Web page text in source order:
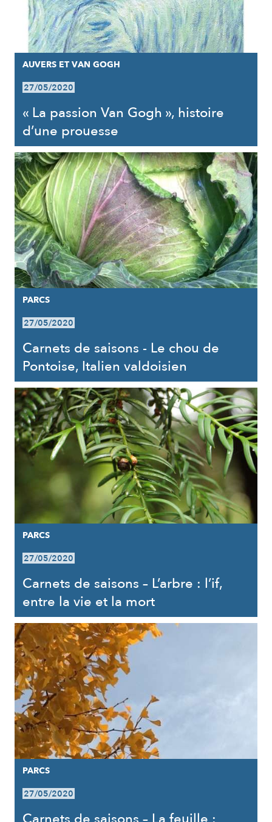
AUVERS ET VAN GOGH
27/05/2020
« La passion Van Gogh », histoire
d’une prouesse
PARCS
27/05/2020
Carnets de saisons - Le chou de
Pontoise, Italien valdoisien
PARCS
27/05/2020
Carnets de saisons – L’arbre : l’if,
entre la vie et la mort
PARCS
27/05/2020